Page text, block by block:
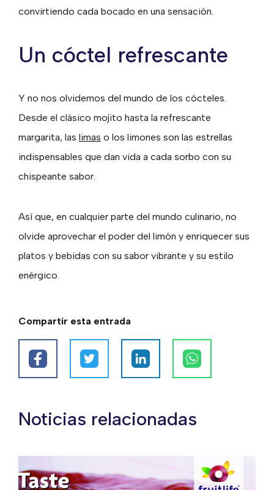
convirtiendo cada bocado en una sensación.
Un cóctel refrescante
Y no nos olvidemos del mundo de los cócteles.
Desde el clásico mojito hasta la refrescante
margarita, las limas o los limones son las estrellas
indispensables que dan vida a cada sorbo con su
chispeante sabor.
Así que, en cualquier parte del mundo culinario, no
olvide aprovechar el poder del limón y enriquecer sus
platos y bebidas con su sabor vibrante y su estilo
enérgico.
Compartir esta entrada
Noticias relacionadas